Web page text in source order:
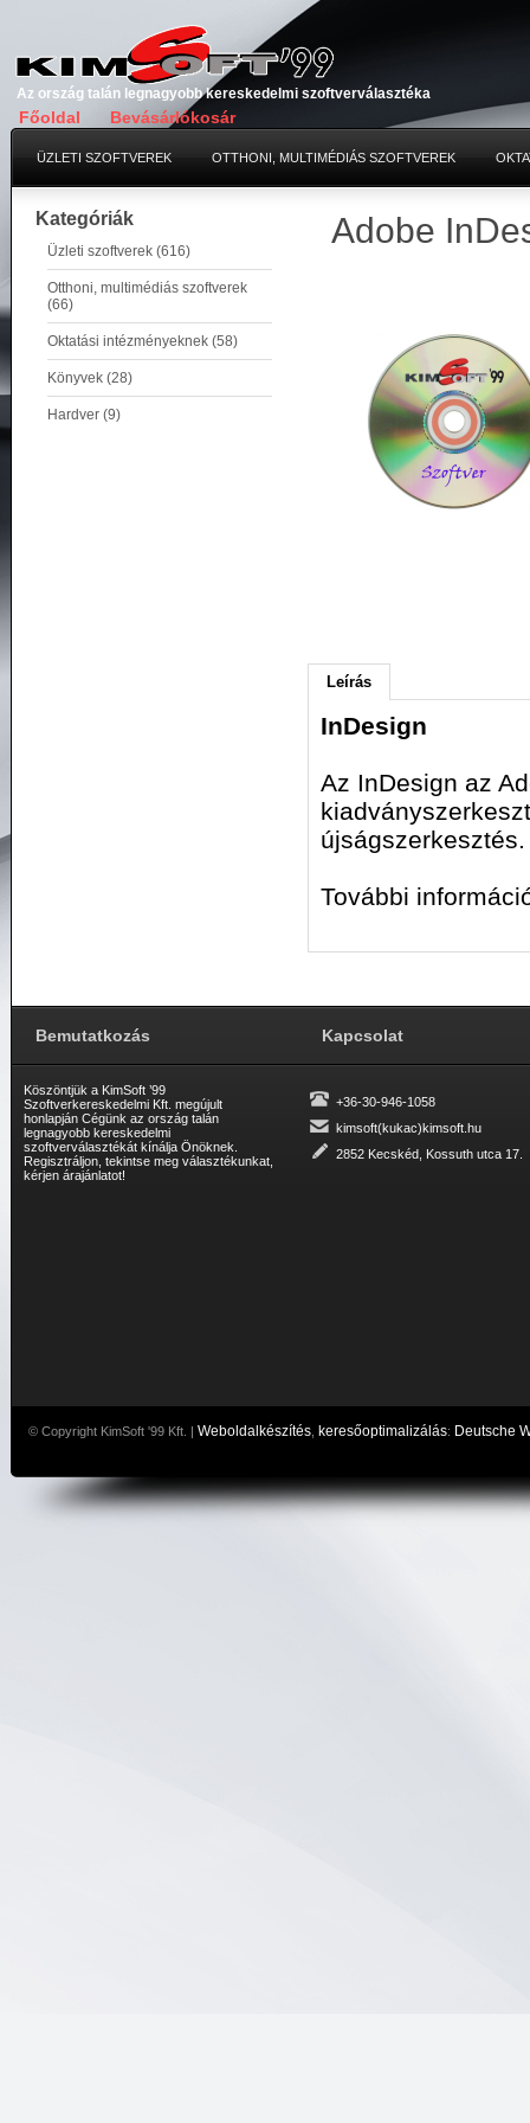
Főoldal Bevásárlókosár
Az ország talán legnagyobb kereskedelmi szoftverválasztéka
ÜZLETI SZOFTVEREK OTTHONI, MULTIMÉDIÁS SZOFTVEREK
Kategóriák
Üzleti szoftverek (616)
Otthoni, multimédiás szoftverek
(66)
Oktatási intézményeknek (58)
Könyvek (28)
Hardver (9)
Adobe
Leírás
InDesign
Az InDesign az
újságszerkesztés.
További
Bemutatkozás
Köszöntjük a KimSoft ’99
Szoftverkereskedelmi Kft. megújult
honlapján Cégünk az ország talán
legnagyobb kereskedelmi
szoftverválasztékát kínálja Önöknek.
Regisztráljon, tekintse meg választékunkat,
kérjen árajánlatot!
Kapcsolat
+36-30-946-1058
kimsoft(kukac)kimsoft.hu
2852 Kecskéd, Kossuth utca 17.
© Copyright KimSoft '99 Kft. | Weboldalkészítés keresőoptimalizálás: Deutsche